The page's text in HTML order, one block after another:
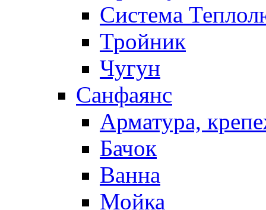
Система
Тройник
Чугун
Санфаянс
Арматура,
Бачок
Ванна
Мойка